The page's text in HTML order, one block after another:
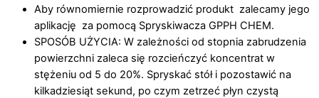
Aby równomiernie rozprowadzić produkt zalecamy jego
aplikację za pomocą Spryskiwacza GPPH CHEM.
SPOSÓB UŻYCIA: W zależności od stopnia zabrudzenia
powierzchni zaleca się rozcieńczyć koncentrat w
stężeniu od 5 do 20%. Spryskać stół i pozostawić na
kilkadziesiąt sekund, po czym zetrzeć płyn czystą